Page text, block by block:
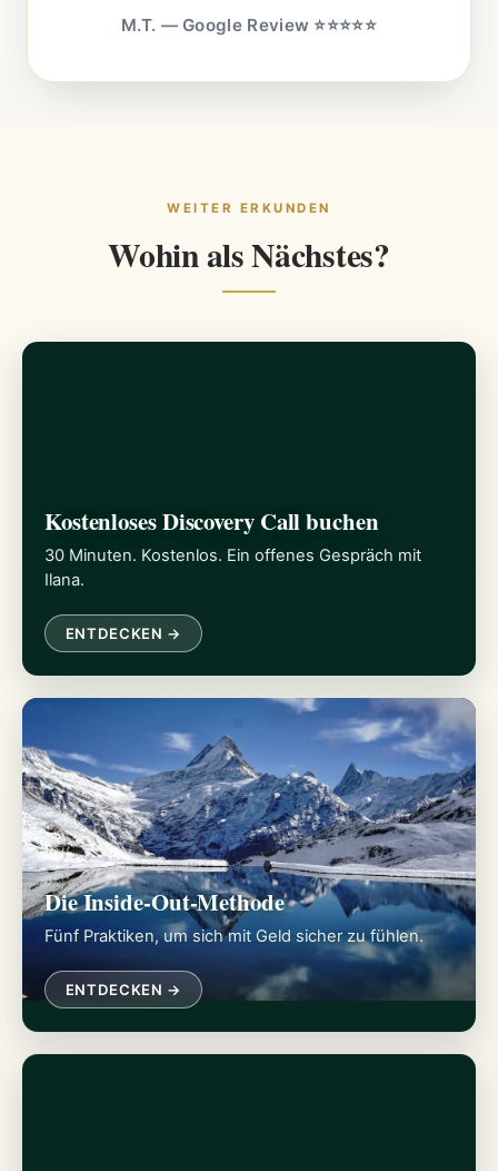
M.T. — Google Review ⭐⭐⭐⭐⭐
WEITER ERKUNDEN
Wohin als Nächstes?
Kostenloses Discovery Call buchen
30 Minuten. Kostenlos. Ein offenes Gespräch mit
Ilana.
ENTDECKEN →
Die Inside-Out-Methode
Fünf Praktiken, um sich mit Geld sicher zu fühlen.
ENTDECKEN →